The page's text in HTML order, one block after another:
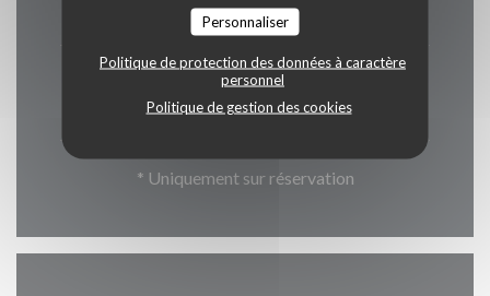
Personnaliser
Politique de protection des données à caractère
personnel
Politique de gestion des cookies
12h00 - 13h30 * • 19h00 - 21h00 *
Dimanche
12h00 - 13h30 *
* Uniquement sur réservation